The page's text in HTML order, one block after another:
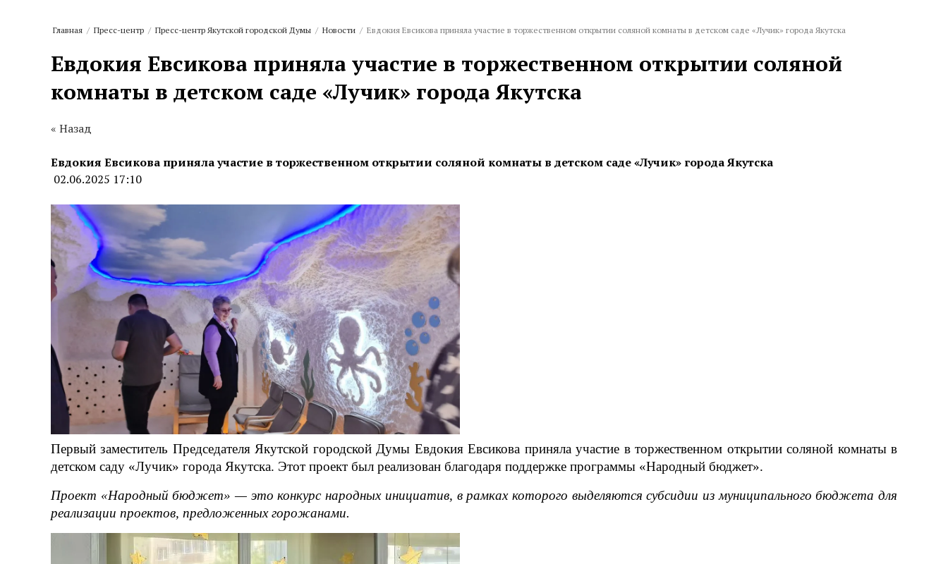
Главная / Пресс-центр / Пресс-центр Якутской городской Думы / Новости / Евдокия Евсикова приняла участие в торжественном открытии соляной комнаты в детском саде «Лучик» города Якутска
Евдокия Евсикова приняла участие в торжественном открытии соляной
комнаты в детском саде «Лучик» города Якутска
« Назад
Евдокия Евсикова приняла участие в торжественном открытии соляной комнаты в детском саде «Лучик» города Якутска
02.06.2025 17:10
Первый заместитель Председателя Якутской городской Думы Евдокия Евсикова приняла участие в торжественном открытии соляной комнаты в
детском саду «Лучик» города Якутска. Этот проект был реализован благодаря поддержке программы «Народный бюджет».
Проект «Народный бюджет» — это конкурс народных инициатив, в рамках которого выделяются субсидии из муниципального бюджета для
реализации проектов, предложенных горожанами.